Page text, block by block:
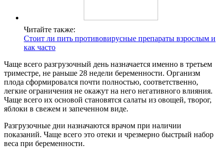
Читайте также:
Стоит ли пить противовирусные препараты взрослым и
как часто
Чаще всего разгрузочный день назначается именно в третьем
триместре, не раньше 28 недели беременности. Организм
плода сформировался почти полностью, соответственно,
легкие ограничения не окажут на него негативного влияния.
Чаще всего их основой становятся салаты из овощей, творог,
яблоки в свежем и запеченном виде.
Разгрузочные дни назначаются врачом при наличии
показаний. Чаще всего это отеки и чрезмерно быстрый набор
веса при беременности.